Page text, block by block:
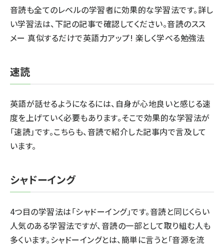
音読も全てのレベルの学習者に効果的な学習法です。詳し
い学習法は、下記の記事で確認してください。音読のスス
メー 真似するだけで英語力アップ! 楽しく学べる勉強法
速読
英語が話せるようになるには、自身が心地良いと感じる速
度を上げていく必要もあります。そこで効果的な学習法が
「速読」です。こちらも、音読で紹介した記事内で言及して
います。
シャドーイング
4つ目の学習法は「シャドーイング」です。音読と同じくらい
人気のある学習法ですが、音読の一部として取り組む人も
多くいます。シャドーイングとは、簡単に言うと「音源を流